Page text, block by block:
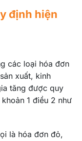
định hiện
các loại hóa đơn
xuất, kinh
tăng được quy
1 điều 2 như
là hóa đơn đỏ,